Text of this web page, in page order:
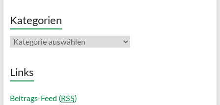
Kategorien
Kategorien
Links
Beitrags-Feed (RSS)